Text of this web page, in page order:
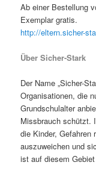
Ab einer Bestellung
Exemplar gratis.
http://eltern.sicher-
Über Sicher-Stark
Der Name „Sicher-
Organisationen, die
Grundschulalter
Missbrauch schützt.
die Kinder, Gefahren
auszuweichen und
ist auf diesem